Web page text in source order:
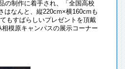
の制作に着手され、「全国高校
はなんと、縦220cm×横160cmも
もすばらしいプレゼントを頂戴
模原キャンパスの展示コーナー